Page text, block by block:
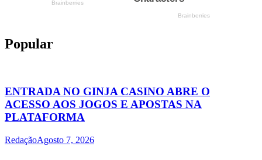
Popular
ENTRADA NO GINJA CASINO ABRE O
ACESSO AOS JOGOS E APOSTAS NA
PLATAFORMA
RedaçãoAgosto 7, 2026